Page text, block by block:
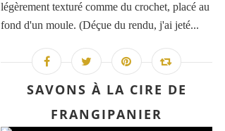
légèrement texturé comme du crochet, placé au
fond d'un moule. (Déçue du rendu, j'ai jeté...
SAVONS À LA CIRE DE
FRANGIPANIER